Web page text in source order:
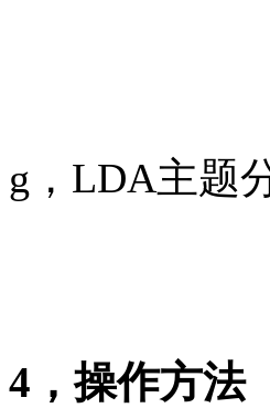
g，LDA主题
4，操作方法